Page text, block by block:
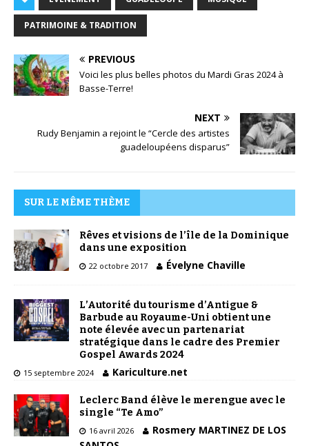
PATRIMOINE & TRADITION
PREVIOUS
Voici les plus belles photos du Mardi Gras 2024 à
Basse-Terre!
NEXT
Rudy Benjamin a rejoint le “Cercle des artistes
guadeloupéens disparus”
SUR LE MÊME THÈME
Rêves et visions de l’île de la Dominique
dans une exposition
22 octobre 2017 Évelyne Chaville
L’Autorité du tourisme d’Antigue &
Barbude au Royaume-Uni obtient une
note élevée avec un partenariat
stratégique dans le cadre des Premier
Gospel Awards 2024
15 septembre 2024 Kariculture.net
Leclerc Band élève le merengue avec le
single “Te Amo”
16 avril 2026
Rosmery MARTINEZ DE LOS